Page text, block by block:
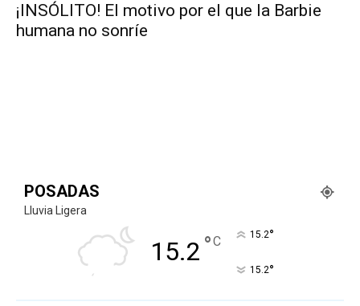
¡INSÓLITO! El motivo por el que la Barbie
humana no sonríe
POSADAS
Lluvia Ligera
15.2 °C 15.2°
15.2°